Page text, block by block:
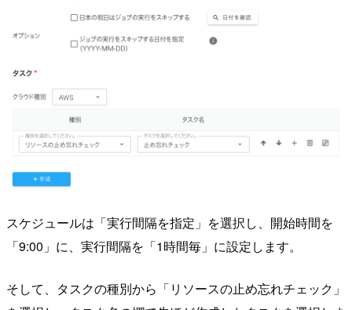
スケジュールは「実行間隔を指定」を選択し、開始時間を
「9:00」に、実行間隔を「1時間毎」に設定します。
そして、タスクの種別から「リソースの止め忘れチェック」